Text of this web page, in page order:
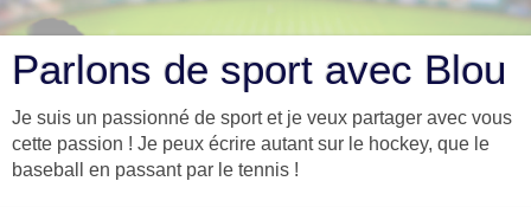
Parlons de sport avec Blou
Je suis un passionné de sport et je veux partager avec vous
cette passion ! Je peux écrire autant sur le hockey, que le
baseball en passant par le tennis !